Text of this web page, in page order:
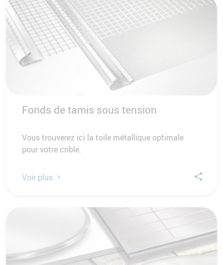
Fonds de tamis sous tension
Vous trouverez ici la toile métallique optimale
pour votre crible.
Voir plus